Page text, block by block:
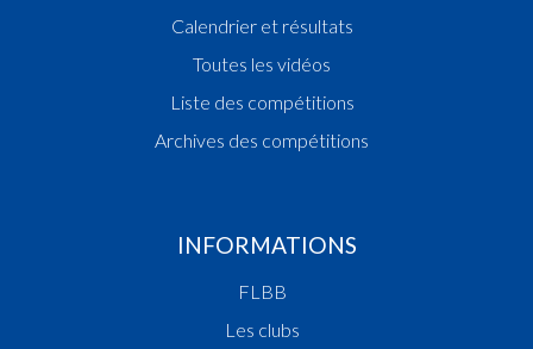
Calendrier et résultats
Toutes les vidéos
Liste des compétitions
Archives des compétitions
INFORMATIONS
FLBB
Les clubs